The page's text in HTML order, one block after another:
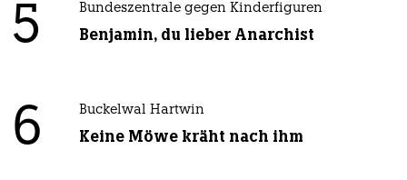
5 Bundeszentrale gegen Kinderfiguren
Benjamin, du lieber Anarchist
6 Buckelwal Hartwin
Keine Möwe kräht nach ihm